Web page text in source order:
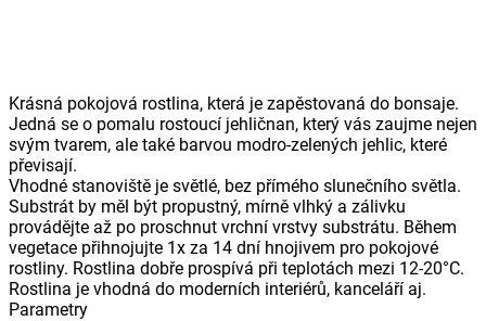
Krásná pokojová rostlina, která je zapěstovaná do bonsaje.
Jedná se o pomalu rostoucí jehličnan, který vás zaujme nejen
svým tvarem, ale také barvou modro-zelených jehlic, které
převisají.
Vhodné stanoviště je světlé, bez přímého slunečního světla.
Substrát by měl být propustný, mírně vlhký a zálivku
provádějte až po proschnut vrchní vrstvy substrátu. Během
vegetace přihnojujte 1x za 14 dní hnojivem pro pokojové
rostliny. Rostlina dobře prospívá při teplotách mezi 12-20°C.
Rostlina je vhodná do moderních interiérů, kanceláří aj.
Parametry